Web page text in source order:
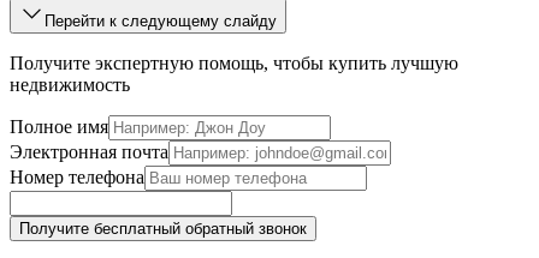
Перейти к следующему слайду
Получите экспертную помощь, чтобы купить лучшую
недвижимость
Полное имя
Электронная почта
Номер телефона
Получите бесплатный обратный звонок